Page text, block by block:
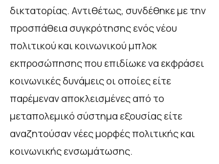
δικτατορίας. Αντιθέτως, συνδέθηκε με την
προσπάθεια συγκρότησης ενός νέου
πολιτικού και κοινωνικού μπλοκ
εκπροσώπησης που επιδίωκε να εκφράσει
κοινωνικές δυνάμεις οι οποίες είτε
παρέμεναν αποκλεισμένες από το
μεταπολεμικό σύστημα εξουσίας είτε
αναζητούσαν νέες μορφές πολιτικής και
κοινωνικής ενσωμάτωσης.